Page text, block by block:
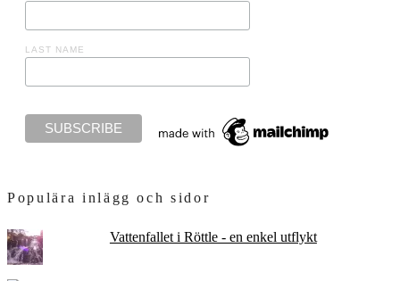
LAST NAME
Populära inlägg och sidor
Vattenfallet i Röttle - en enkel utflykt